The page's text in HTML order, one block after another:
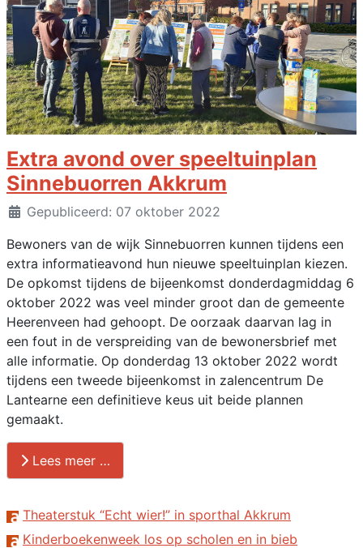
Extra avond over speeltuinplan
Sinnebuorren Akkrum
DetailsGepubliceerd: 07 oktober 2022
Bewoners van de wijk Sinnebuorren kunnen tijdens een
extra informatieavond hun nieuwe speeltuinplan kiezen.
De opkomst tijdens de bijeenkomst donderdagmiddag 6
oktober 2022 was veel minder groot dan de gemeente
Heerenveen had gehoopt. De oorzaak daarvan lag in
een fout in de verspreiding van de bewonersbrief met
alle informatie. Op donderdag 13 oktober 2022 wordt
tijdens een tweede bijeenkomst in zalencentrum De
Lantearne een definitieve keus uit beide plannen
gemaakt.
Lees meer …
Theaterstuk “Echt wier!” in sporthal Akkrum
Kinderboekenweek los op scholen en in bieb